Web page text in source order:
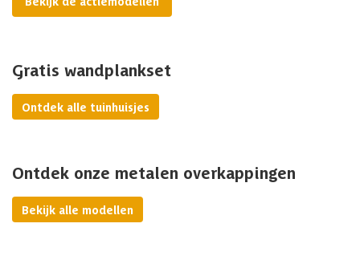
Gratis wandplankset
Ontdek alle tuinhuisjes
Ontdek onze metalen overkappingen
Bekijk alle modellen